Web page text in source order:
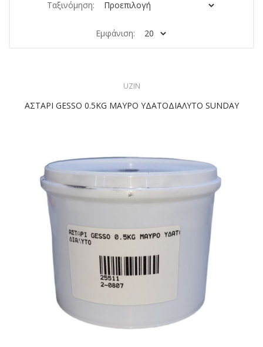
Ταξινόμηση:
Εμφάνιση:
UZIN
ΑΣΤΑΡΙ GESSO 0.5KG ΜΑΥΡΟ ΥΔΑΤΟΔΙΑΛΥΤΟ SUNDAY